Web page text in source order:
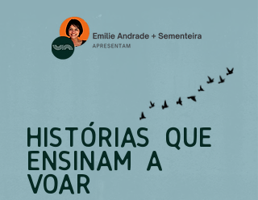
HISTÓRIAS QUE
ENSINAM A
VOAR